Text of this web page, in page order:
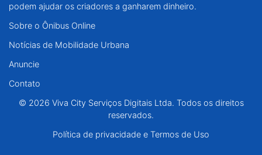
podem ajudar os criadores a ganharem dinheiro.
Sobre o Ônibus Online
Notícias de Mobilidade Urbana
Anuncie
Contato
© 2026 Viva City Serviços Digitais Ltda. Todos os direitos
reservados.
Política de privacidade e Termos de Uso